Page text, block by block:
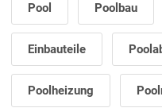
Pool Poolbau
Einbauteile
Poolheizung